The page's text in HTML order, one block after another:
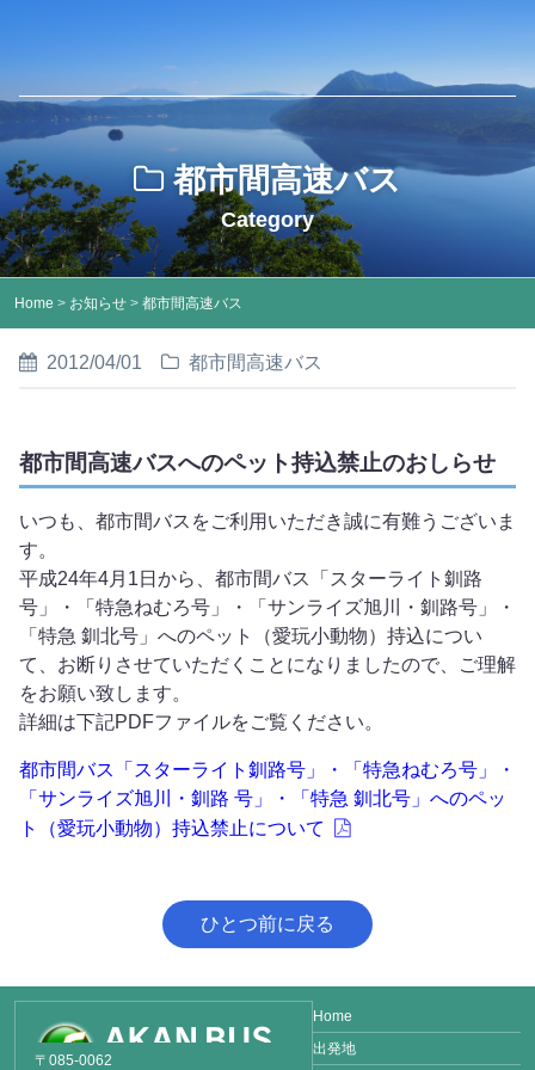
都市間高速バス
Category
Home > お知らせ > 都市間高速バス
2012/04/01 都市間高速バス
都市間高速バスへのペット持込禁止のおしらせ
いつも、都市間バスをご利用いただき誠に有難うございま
す。
平成24年4月1日から、都市間バス「スターライト釧路
号」・「特急ねむろ号」・「サンライズ旭川・釧路号」・
「特急 釧北号」へのペット（愛玩小動物）持込につい
て、お断りさせていただくことになりましたので、ご理解
をお願い致します。
詳細は下記PDFファイルをご覧ください。
都市間バス「スターライト釧路号」・「特急ねむろ号」・
「サンライズ旭川・釧路 号」・「特急 釧北号」へのペッ
ト（愛玩小動物）持込禁止について
ひとつ前に戻る
〒085-0062
Home
出発地